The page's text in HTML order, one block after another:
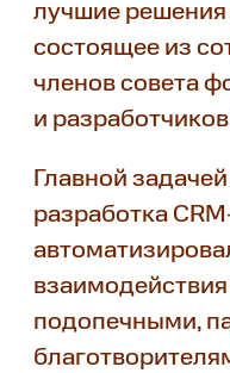
лучшие
состоящее из
членов совета
и
Главной
разработка
подопечными,